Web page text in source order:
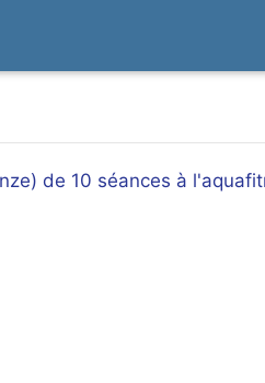
de 10 séances à